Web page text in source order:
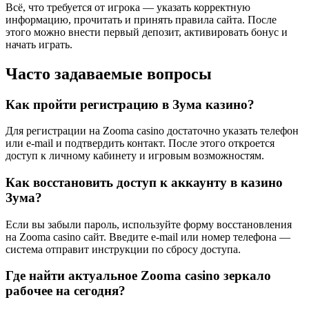
Всё, что требуется от игрока — указать корректную
информацию, прочитать и принять правила сайта. После
этого можно внести первый депозит, активировать бонус и
начать играть.
Часто задаваемые вопросы
Как пройти регистрацию в Зума казино?
Для регистрации на Zooma casino достаточно указать телефон
или e-mail и подтвердить контакт. После этого откроется
доступ к личному кабинету и игровым возможностям.
Как восстановить доступ к аккаунту в казино
Зума?
Если вы забыли пароль, используйте форму восстановления
на Zooma casino сайт. Введите e-mail или номер телефона —
система отправит инструкции по сбросу доступа.
Где найти актуальное Zooma casino зеркало
рабочее на сегодня?